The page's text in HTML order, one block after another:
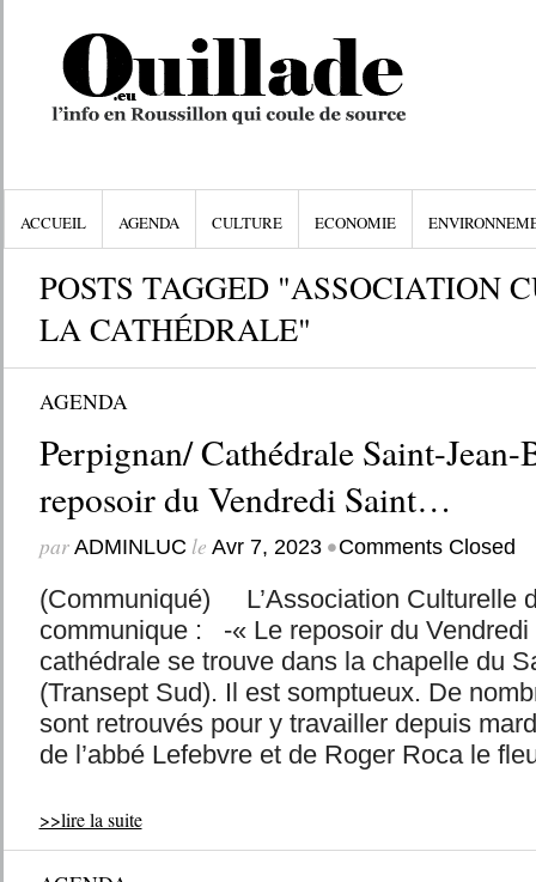
ACCUEIL AGENDA CULTURE ECONOMIE
POSTS TAGGED "ASSOCIATION
LA CATHÉDRALE"
AGENDA
Perpignan/ Cathédrale Saint-Jean-
reposoir du Vendredi Saint…
par ADMINLUC le Avr 7, 2023 •Comments Closed
(Communiqué) L’Association Culturelle
communique : -« Le reposoir du Vendredi
cathédrale se trouve dans la chapelle du
(Transept Sud). Il est somptueux. De
sont retrouvés pour y travailler depuis
de l’abbé Lefebvre et de Roger Roca le
>>lire la suite